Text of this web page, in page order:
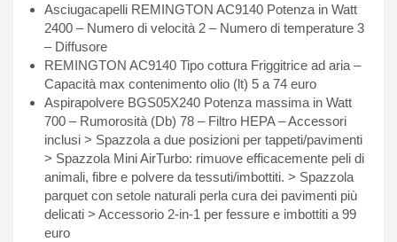
Asciugacapelli REMINGTON AC9140 Potenza in Watt
2400 – Numero di velocità 2 – Numero di temperature 3
– Diffusore
REMINGTON AC9140 Tipo cottura Friggitrice ad aria –
Capacità max contenimento olio (lt) 5 a 74 euro
Aspirapolvere BGS05X240 Potenza massima in Watt
700 – Rumorosità (Db) 78 – Filtro HEPA – Accessori
inclusi > Spazzola a due posizioni per tappeti/pavimenti
> Spazzola Mini AirTurbo: rimuove efficacemente peli di
animali, fibre e polvere da tessuti/imbottiti. > Spazzola
parquet con setole naturali perla cura dei pavimenti più
delicati > Accessorio 2-in-1 per fessure e imbottiti a 99
euro